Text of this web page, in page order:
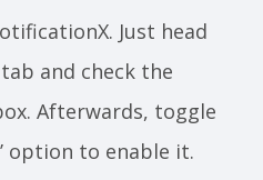
Just head
and check the
Afterwards, toggle
option to enable it.